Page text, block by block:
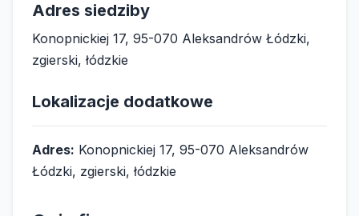
Adres siedziby
Konopnickiej 17, 95-070 Aleksandrów Łódzki,
zgierski, łódzkie
Lokalizacje dodatkowe
Adres: Konopnickiej 17, 95-070 Aleksandrów
Łódzki, zgierski, łódzkie